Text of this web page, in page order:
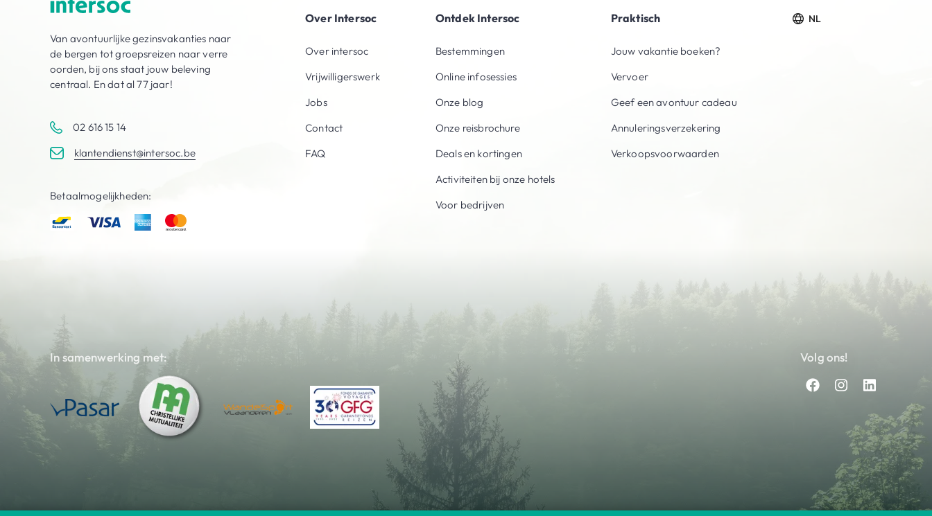
Van avontuurlijke gezinsvakanties naar
de bergen tot groepsreizen naar verre
oorden, bij ons staat jouw beleving
centraal. En dat al 77 jaar!
02 616 15 14
klantendienst@intersoc.be
Betaalmogelijkheden:
Over Intersoc
Over intersoc
Vrijwilligerswerk
Jobs
Contact
FAQ
Ontdek Intersoc
Bestemmingen
Online infosessies
Onze blog
Onze reisbrochure
Deals en kortingen
Activiteiten bij onze hotels
Voor bedrijven
Praktisch
Jouw vakantie boeken?
Vervoer
Geef een avontuur cadeau
Annuleringsverzekering
Verkoopsvoorwaarden
NL
In samenwerking met: Volg ons!